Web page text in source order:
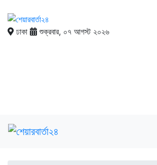
ঢাকা শুক্রবার, ০৭ আগস্ট ২০২৬